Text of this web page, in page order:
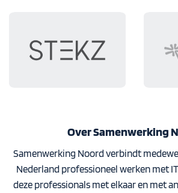
Over Samenwerking
Samenwerking Noord verbindt
Nederland professioneel werken met
deze professionals met elkaar en met